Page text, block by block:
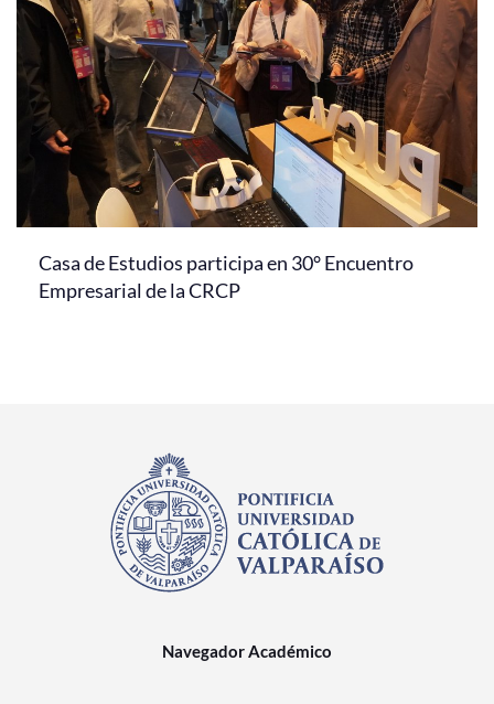
Casa de Estudios participa en 30° Encuentro
Empresarial de la CRCP
Navegador Académico